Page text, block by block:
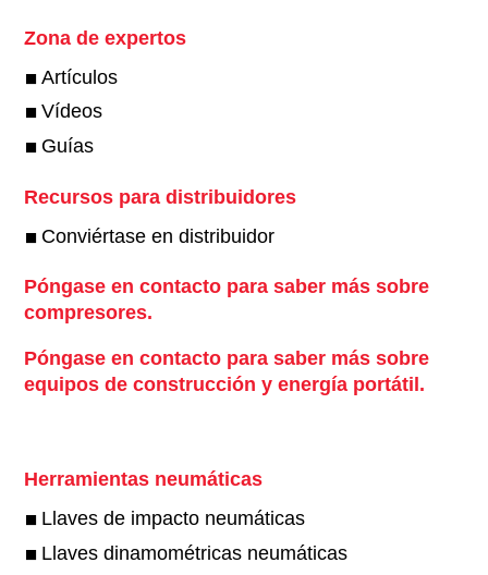
Zona de expertos
Artículos
Vídeos
Guías
Recursos para distribuidores
Conviértase en distribuidor
Póngase en contacto para saber más sobre
compresores.
Póngase en contacto para saber más sobre
equipos de construcción y energía portátil.
Herramientas neumáticas
Llaves de impacto neumáticas
Llaves dinamométricas neumáticas